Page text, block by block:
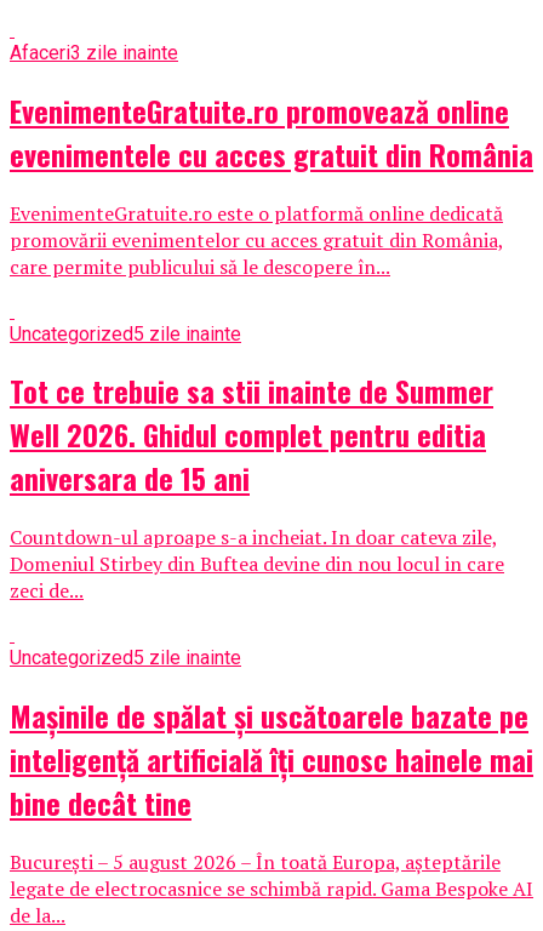
Afaceri3 zile inainte
EvenimenteGratuite.ro promovează online
evenimentele cu acces gratuit din România
EvenimenteGratuite.ro este o platformă online dedicată
promovării evenimentelor cu acces gratuit din România,
care permite publicului să le descopere în...
Uncategorized5 zile inainte
Tot ce trebuie sa stii inainte de Summer
Well 2026. Ghidul complet pentru editia
aniversara de 15 ani
Countdown-ul aproape s-a incheiat. In doar cateva zile,
Domeniul Stirbey din Buftea devine din nou locul in care
zeci de...
Uncategorized5 zile inainte
Mașinile de spălat și uscătoarele bazate pe
inteligență artificială îți cunosc hainele mai
bine decât tine
București – 5 august 2026 – În toată Europa, așteptările
legate de electrocasnice se schimbă rapid. Gama Bespoke AI
de la...